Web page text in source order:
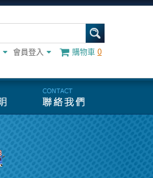
會員登入 購物車 0